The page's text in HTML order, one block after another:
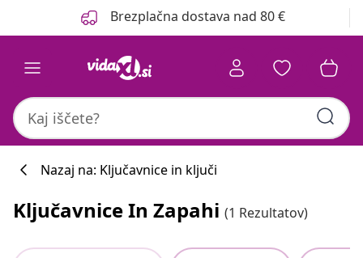
Brezplačna dostava nad 80 €
Nazaj na: Ključavnice in ključi
Ključavnice In Zapahi (1 Rezultatov)